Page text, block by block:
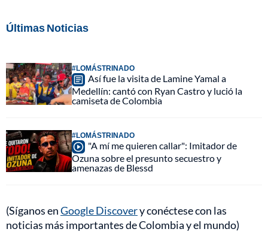
Últimas Noticias
#LOMÁSTRINADO
Así fue la visita de Lamine Yamal a
Medellín: cantó con Ryan Castro y lució la
camiseta de Colombia
#LOMÁSTRINADO
"A mí me quieren callar": Imitador de
Ozuna sobre el presunto secuestro y
amenazas de Blessd
(Síganos enGoogle Discovery conéctese con las
noticias más importantes de Colombia y el mundo)